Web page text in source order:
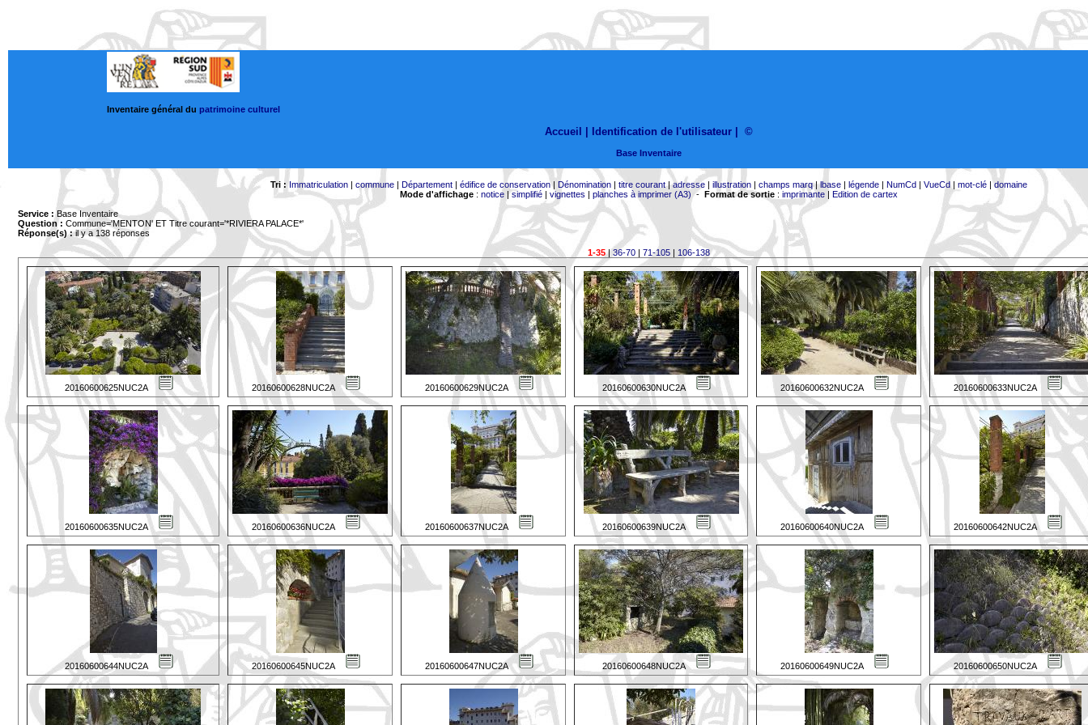
Inventaire général du patrimoine culturel
Accueil | Identification de l'utilisateur ©
Base Inventaire
Tri : Immatriculation| commune| Département| édifice de conservation| Dénomination| titre courant|adresse| illustration| champs marq|lbase| légende| NumCd| VueCd| mot-clé|domaine
Mode d'affichage: notice|simplifié| vignettes | planches à imprimer (A3) - Format de sortie: imprimante| Edition de cartex
Service : Base Inventaire
Question : Commune='MENTON' ET Titre courant='*RIVIERA PALACE*'
Réponse(s) :il y a 138 réponses
1-35|36-70| 71-105| 106-138
20160600625NUC2A 20160600628NUC2A 20160600629NUC2A 20160600630NUC2A 20160600632NUC2A 20160600633NUC2A
20160600635NUC2A 20160600636NUC2A 20160600637NUC2A 20160600639NUC2A 20160600640NUC2A 20160600642NUC2A
20160600644NUC2A 20160600645NUC2A 20160600647NUC2A 20160600648NUC2A 20160600649NUC2A 20160600650NUC2A